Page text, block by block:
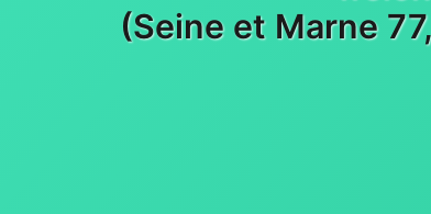
(Seine et Marne